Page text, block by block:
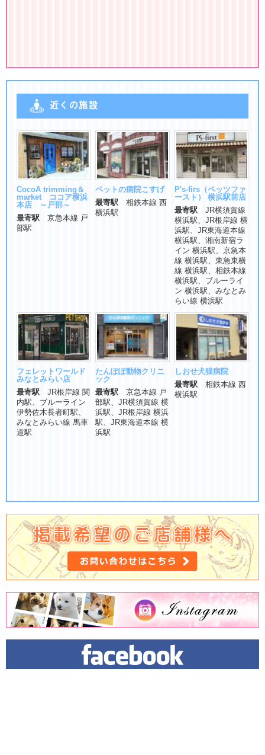
近くの施設
CocoA trimming＆
market ココア横浜
本店 ～戸部～
最寄駅
京急本線 戸
部駅
ペットの病院こすげ
最寄駅
相鉄本線 西
横浜駅
P's-firs（ペッツファ
ースト） 横浜駅前店
最寄駅
JR横須賀線
横浜駅、JR根岸線 横
浜駅、JR東海道本線
横浜駅、湘南新宿ラ
イン 横浜駅、京急本
線 横浜駅、東急東横
線 横浜駅、相鉄本線
横浜駅、ブルーライ
ン 横浜駅、みなとみ
らい線 横浜駅
フェレットワールド
みなとみらい店
最寄駅
JR根岸線 関
内駅、ブルーライン
伊勢佐木長者町駅、
みなとみらい線 馬車
道駅
たんぽぽ動物クリニ
ック
最寄駅
京急本線 戸
部駅、JR横須賀線 横
浜駅、JR根岸線 横浜
駅、JR東海道本線 横
浜駅
しおせ犬猫病院
最寄駅
相鉄本線 西
横浜駅